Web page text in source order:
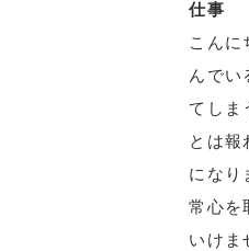
仕事
こん
んでい
てしま
とは
になり
常心を
いけま